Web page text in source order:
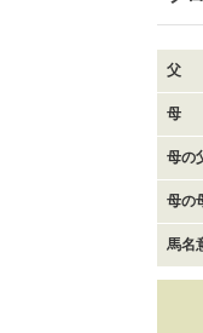
父
母
母の
母の
馬名